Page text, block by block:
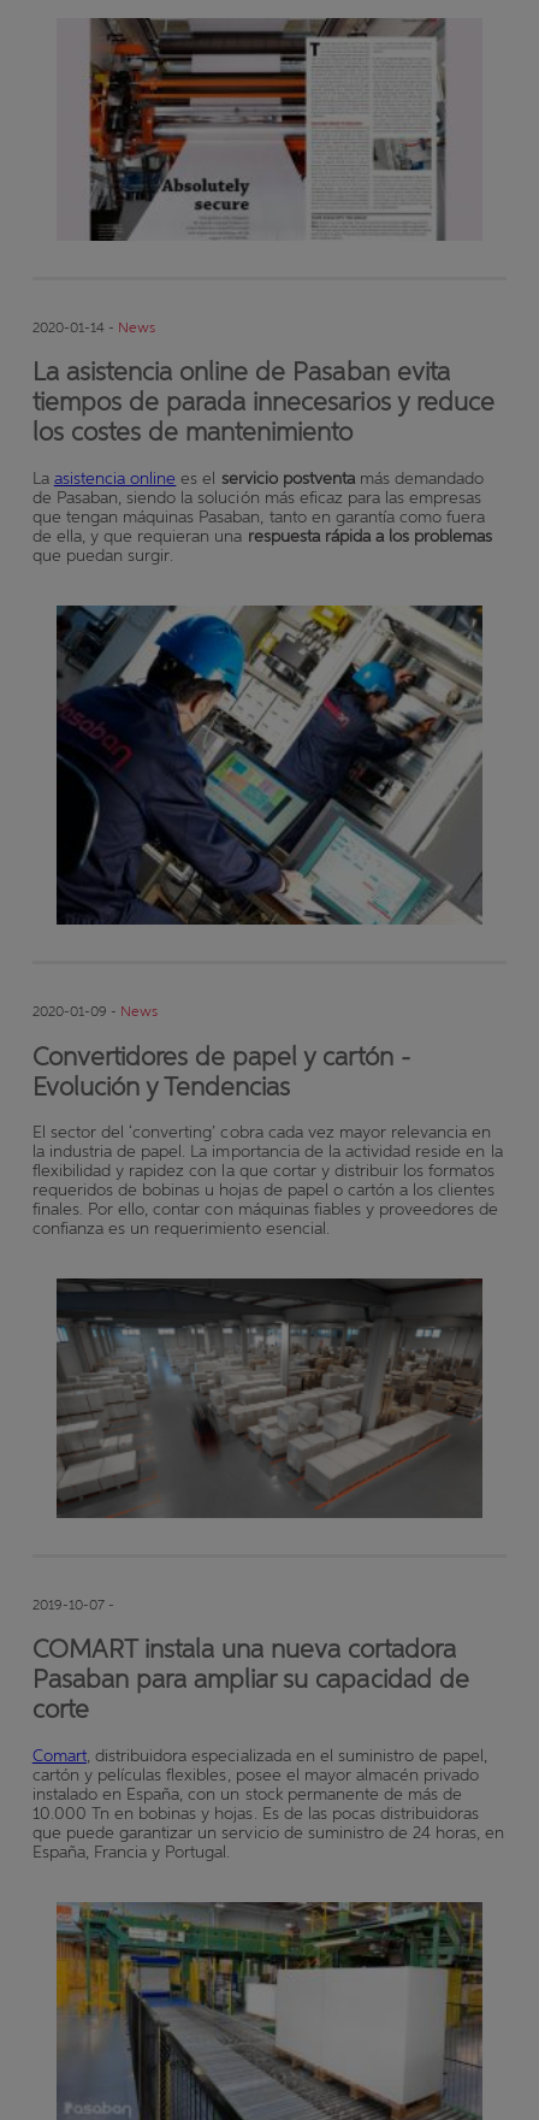
2020-01-14 - News
La asistencia online de Pasaban evita
tiempos de parada innecesarios y reduce
los costes de mantenimiento
La asistencia online es el servicio postventa más demandado
de Pasaban, siendo la solución más eficaz para las empresas
que tengan máquinas Pasaban, tanto en garantía como fuera
de ella, y que requieran una respuesta rápida a los problemas
que puedan surgir.
2020-01-09 - News
Convertidores de papel y cartón -
Evolución y Tendencias
El sector del ‘converting’ cobra cada vez mayor relevancia en
la industria de papel. La importancia de la actividad reside en la
flexibilidad y rapidez con la que cortar y distribuir los formatos
requeridos de bobinas u hojas de papel o cartón a los clientes
finales. Por ello, contar con máquinas fiables y proveedores de
confianza es un requerimiento esencial.
2019-10-07 -
COMART instala una nueva cortadora
Pasaban para ampliar su capacidad de
corte
Comart, distribuidora especializada en el suministro de papel,
cartón y películas flexibles, posee el mayor almacén privado
instalado en España, con un stock permanente de más de
10.000 Tn en bobinas y hojas. Es de las pocas distribuidoras
que puede garantizar un servicio de suministro de 24 horas, en
España, Francia y Portugal.